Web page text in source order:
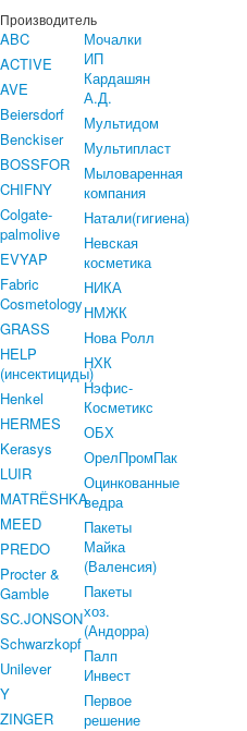
Производитель
ABC
ACTIVE
AVE
Beiersdorf
Benckiser
BOSSFOR
CHIFNY
Colgate-
palmolive
EVYAP
Fabric
Cosmetology
GRASS
HELP
(инсектициды)
Henkel
HERMES
Kerasys
LUIR
MATRЁSHKA
MEED
PREDO
Procter &
Gamble
SC.JONSON
Schwarzkopf
Unilever
Y
ZINGER
Мочалки
ИП
Кардашян
А.Д.
Мультидом
Мультипласт
Мыловаренная
компания
Натали(гигиена)
Невская
косметика
НИКА
НМЖК
Нова Ролл
НХК
Нэфис-
Косметикс
ОБХ
ОрелПромПак
Оцинкованные
ведра
Пакеты
Майка
(Валенсия)
Пакеты
хоз.
(Андорра)
Палп
Инвест
Первое
решение